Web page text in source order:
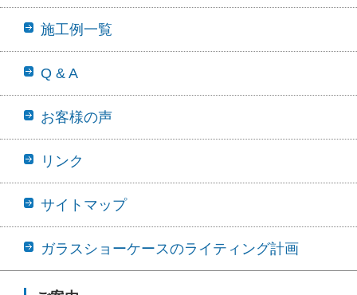
施工例一覧
Q & A
お客様の声
リンク
サイトマップ
ガラスショーケースのライティング計画